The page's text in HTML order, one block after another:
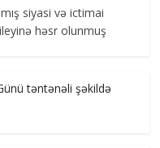
siyasi və ictimai
həsr olunmuş
təntənəli şəkildə